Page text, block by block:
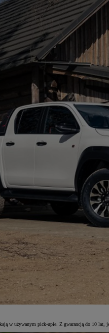
w używanym pick-upie. Z gwarancją do 10 lat,